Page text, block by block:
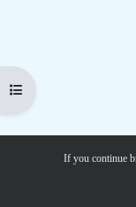
If you continue
Open course index